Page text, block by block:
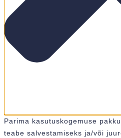
Parima kasutuskogemuse
teabe salvestamiseks ja/või